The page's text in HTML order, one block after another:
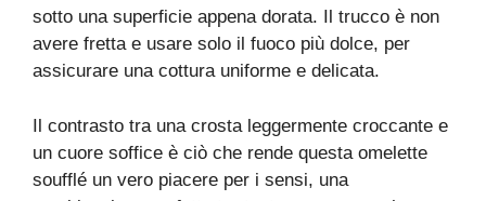
sotto una superficie appena dorata. Il trucco è non
avere fretta e usare solo il fuoco più dolce, per
assicurare una cottura uniforme e delicata.
Il contrasto tra una crosta leggermente croccante e
un cuore soffice è ciò che rende questa omelette
soufflé un vero piacere per i sensi, una